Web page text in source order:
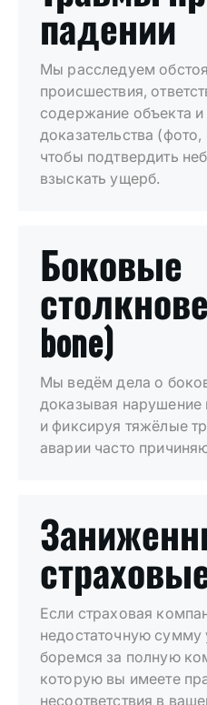
падении
Мы расследуем
происшествия,
содержание объекта
доказательства
чтобы подтвердить
взыскать ущерб.
Боковые
bone)
Мы ведём дела о
доказывая нарушение
и фиксируя тяжёлые
аварии часто
Если страховая
недостаточную сумму
боремся за полную
которую вы имеете
несоответствия в